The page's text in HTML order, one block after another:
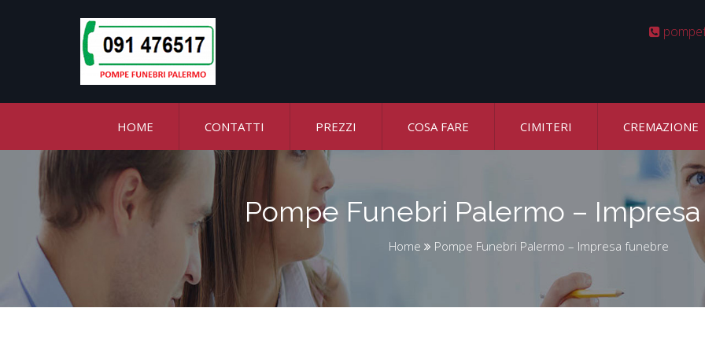
HOME CONTATTI PREZZI COSA FARE CIMITERI CREMAZIONE
Pompe Funebri Palermo –
Home Pompe Funebri Palermo – Impresa funebre